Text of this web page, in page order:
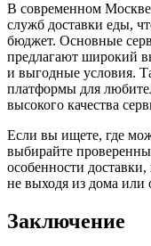
В современном
служб доставки еды,
бюджет. Основные
предлагают широкий
и выгодные условия.
платформы для
высокого качества
Если вы ищете, где
выбирайте
особенности
не выходя из дома или
Заключение